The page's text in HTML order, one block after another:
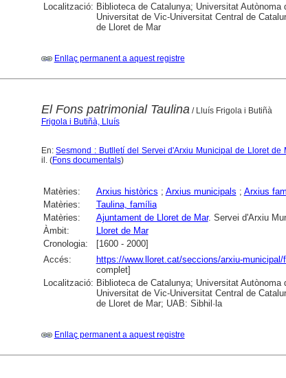
Localització: Biblioteca de Catalunya; Universitat
Universitat de Vic-Universitat Central de
de Lloret de Mar
Enllaç permanent a aquest registre
El Fons patrimonial Taulina/ Lluís Frigola i Butiñà
Frigola i Butiñà, Lluís
En:Sesmond : Butlletí del Servei d'Arxiu Municipal de Lloret de
il. (Fons documentals)
Matèries: Arxius històrics ; Arxius municipals ; Arxius
Matèries:
Taulina, família
Matèries:
Ajuntament de Lloret de Mar. Servei d'Arxiu
Àmbit:
Lloret de Mar
Cronologia:
[1600 - 2000]
Accés:
https://www.lloret.cat/seccions/arxiu-
complet]
Localització: Biblioteca de Catalunya; Universitat
Universitat de Vic-Universitat Central de
de Lloret de Mar; UAB: Sibhil·la
Enllaç permanent a aquest registre